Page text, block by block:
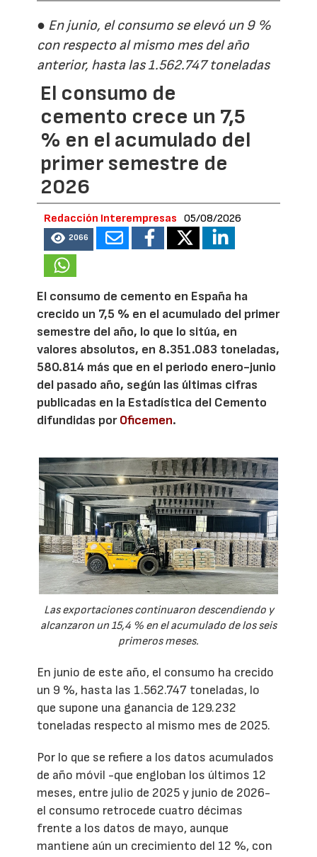
● En junio, el consumo se elevó un 9 %
con respecto al mismo mes del año
anterior, hasta las 1.562.747 toneladas
El consumo de
cemento crece un 7,5
% en el acumulado del
primer semestre de
2026
Redacción Interempresas 05/08/2026
2066
El consumo de cemento en España ha
crecido un 7,5 % en el acumulado del primer
semestre del año, lo que lo sitúa, en
valores absolutos, en 8.351.083 toneladas,
580.814 más que en el periodo enero-junio
del pasado año, según las últimas cifras
publicadas en la Estadística del Cemento
difundidas porOficemen.
Las exportaciones continuaron descendiendo y
alcanzaron un 15,4 % en el acumulado de los seis
primeros meses.
En junio de este año, el consumo ha crecido
un 9 %, hasta las 1.562.747 toneladas, lo
que supone una ganancia de 129.232
toneladas respecto al mismo mes de 2025.
Por lo que se refiere a los datos acumulados
de año móvil -que engloban los últimos 12
meses, entre julio de 2025 y junio de 2026-
el consumo retrocede cuatro décimas
frente a los datos de mayo, aunque
mantiene aún un crecimiento del 12 %, con